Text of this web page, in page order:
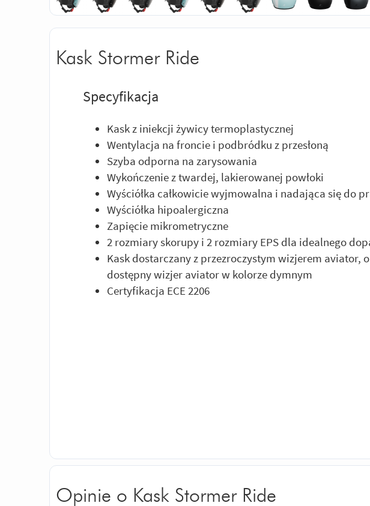
Kask Stormer Ride
Specyfikacja
Kask z iniekcji żywicy termoplastycznej
Wentylacja na froncie i podbródku z przesłoną
Szyba odporna na zarysowania
Wykończenie z twardej, lakierowanej powłoki
Wyściółka całkowicie wyjmowalna i nadająca się do
Wyściółka hipoalergiczna
Zapięcie mikrometryczne
2 rozmiary skorupy i 2 rozmiary EPS dla idealnego
Kask dostarczany z przezroczystym wizjerem aviator,
dostępny wizjer aviator w kolorze dymnym
Certyfikacja ECE 2206
Opinie o Kask Stormer Ride